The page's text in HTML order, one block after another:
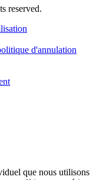
reserved.
d'annulation
que nous utilisons